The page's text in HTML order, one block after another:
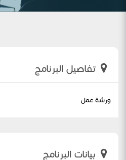
تفاصيل البرنامج
ورشة عمل
بيانات البرنامج